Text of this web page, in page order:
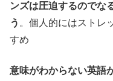
ンズは圧迫するのでな
う 。個人的にはストレ
すめ
意味がわからない英語